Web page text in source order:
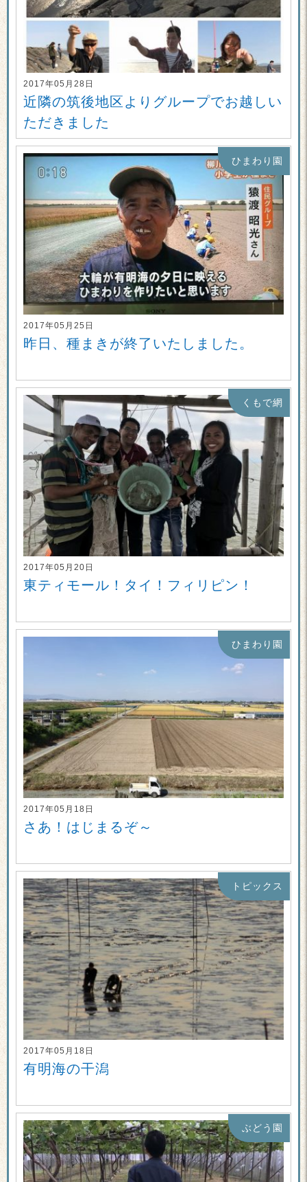
2017年05月28日
近隣の筑後地区よりグループでお越しい
ただきました
ひまわり園
2017年05月25日
昨日、種まきが終了いたしました。
くもで網
2017年05月20日
東ティモール！タイ！フィリピン！
ひまわり園
2017年05月18日
さあ！はじまるぞ～
トピックス
2017年05月18日
有明海の干潟
ぶどう園